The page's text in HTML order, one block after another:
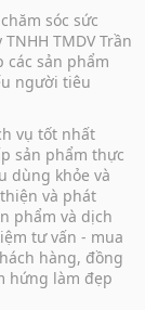
sóc sức
TMDV Trần
các sản phẩm
người tiêu
vụ tốt nhất
sản phẩm thực
dùng khỏe và
và phát
phẩm và dịch
tư vấn - mua
hàng, đồng
hứng làm đẹp